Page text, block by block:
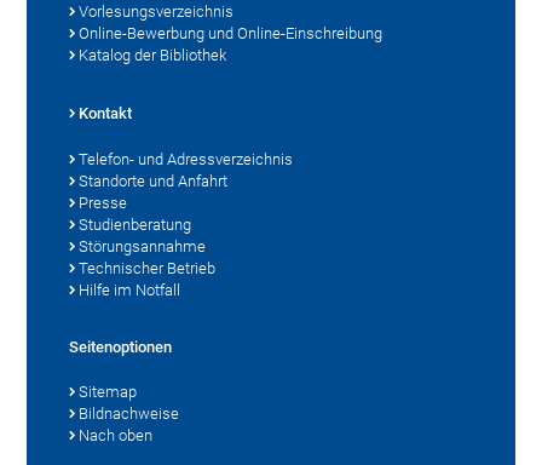
Vorlesungsverzeichnis
Online-Bewerbung und Online-Einschreibung
Katalog der Bibliothek
Kontakt
Telefon- und Adressverzeichnis
Standorte und Anfahrt
Presse
Studienberatung
Störungsannahme
Technischer Betrieb
Hilfe im Notfall
Seitenoptionen
Sitemap
Bildnachweise
Nach oben